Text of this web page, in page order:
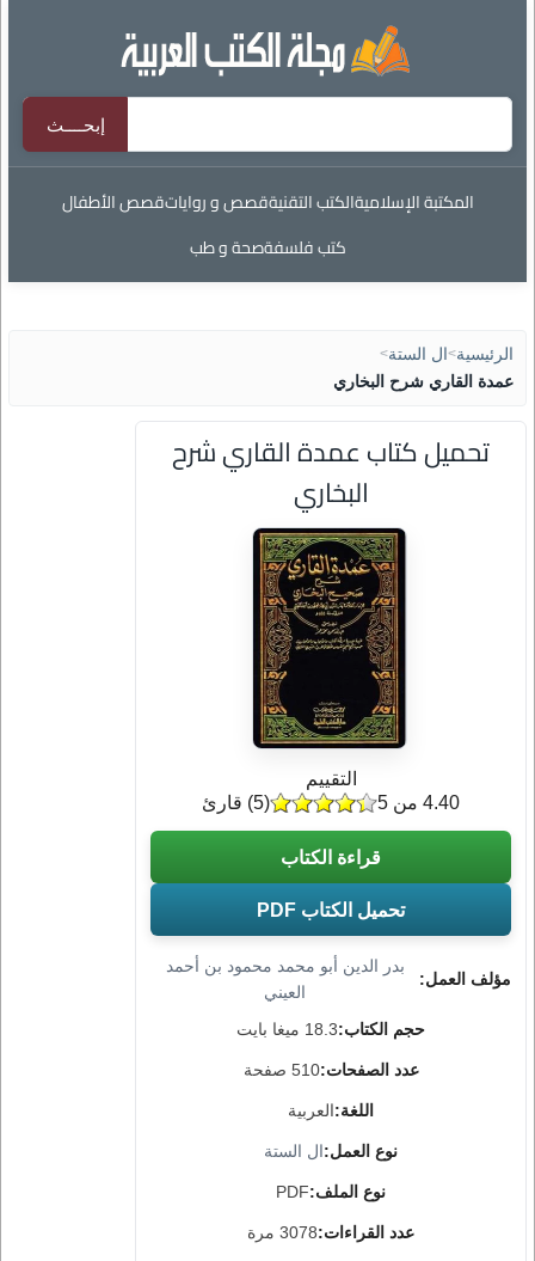
المكتبة الإسلاميةالكتب التقنيةقصص و رواياتقصص الأطفال
كتب فلسفةصحة و طب
الرئيسية> ال الستة>
عمدة القاري شرح البخاري
تحميل كتاب عمدة القاري شرح
البخاري
مؤلف العمل:
بدر الدين أبو محمد محمود بن أحمد
العيني
حجم الكتاب:18.3 ميغا بايت
عدد الصفحات:510 صفحة
اللغة:العربية
نوع العمل:ال الستة
نوع الملف:PDF
عدد القراءات:3078 مرة
التقييم
(
5) قارئ 4.40 من 5
قراءة الكتاب
تحميل الكتاب PDF